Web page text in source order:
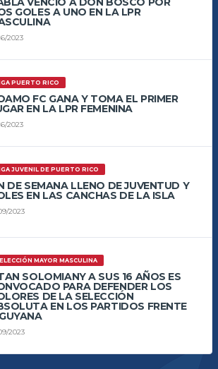
GOLES A UNO EN LA LPR
2023
PUERTO RICO
FC GANA Y TOMA EL PRIMER
EN LA LPR FEMENINA
2023
JUVENIL DE PUERTO RICO
DE SEMANA LLENO DE JUVENTUD Y
EN LAS CANCHAS DE LA ISLA
2023
MAYOR MASCULINA
SOLOMIANY A SUS 16 AÑOS ES
PARA DEFENDER LOS
DE LA SELECCIÓN
EN LOS PARTIDOS FRENTE
2023